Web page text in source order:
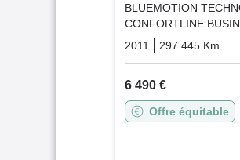
BLUEMOTION
CONFORTLINE
2011
297 445 Km
6 490 €
Offre équitable